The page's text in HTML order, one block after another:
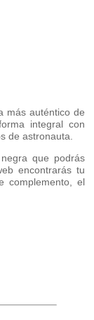
más auténtico de
integral con
de astronauta.
que podrás
encontrarás tu
complemento, el